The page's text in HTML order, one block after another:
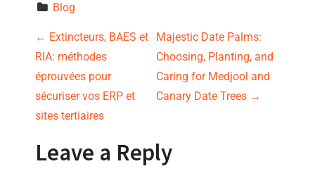
Blog
P
o
s
t
← Extincteurs, BAES et
RIA: méthodes
éprouvées pour
sécuriser vos ERP et
sites tertiaires
Majestic Date Palms:
Choosing, Planting, and
Caring for Medjool and
Canary Date Trees →
Leave a Reply